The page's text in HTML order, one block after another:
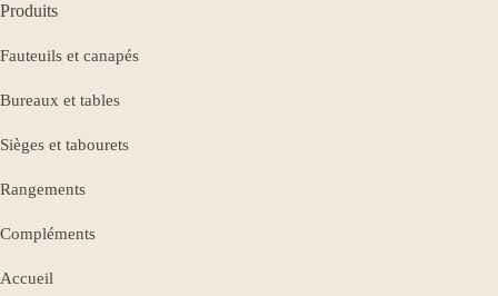
Produits
Fauteuils et canapés
Bureaux et tables
Sièges et tabourets
Rangements
Compléments
Accueil